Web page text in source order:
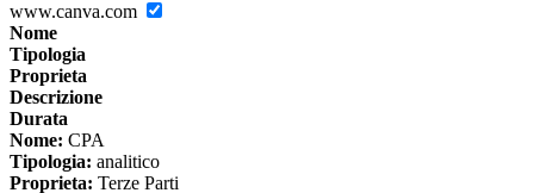
www.canva.com
Nome
Tipologia
Proprieta
Descrizione
Durata
Nome: CPA
Tipologia: analitico
Proprieta: Terze Parti